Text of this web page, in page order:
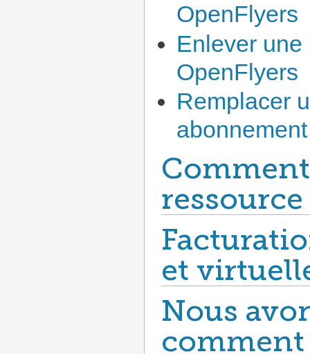
OpenFlyers
Enlever
OpenFlyers
Remplacer
et
Nous
comment